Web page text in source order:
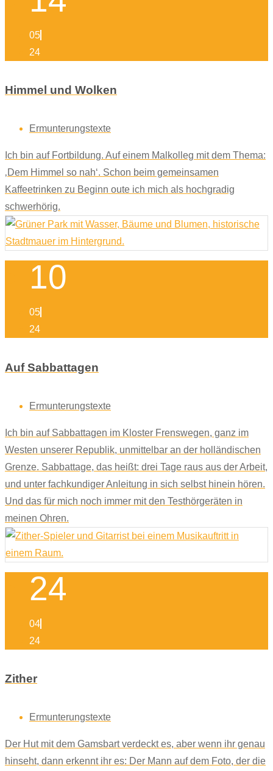
05
24
Himmel und Wolken
Ermunterungstexte
Ich bin auf Fortbildung. Auf einem Malkolleg mit dem Thema:
‚Dem Himmel so nah‘. Schon beim gemeinsamen
Kaffeetrinken zu Beginn oute ich mich als hochgradig
schwerhörig.
10
05
24
Auf Sabbattagen
Ermunterungstexte
Ich bin auf Sabbattagen im Kloster Frenswegen, ganz im
Westen unserer Republik, unmittelbar an der holländischen
Grenze. Sabbattage, das heißt: drei Tage raus aus der Arbeit,
und unter fachkundiger Anleitung in sich selbst hinein hören.
Und das für mich noch immer mit den Testhörgeräten in
meinen Ohren.
24
04
24
Zither
Ermunterungstexte
Der Hut mit dem Gamsbart verdeckt es, aber wenn ihr genau
hinseht, dann erkennt ihr es: Der Mann auf dem Foto, der die